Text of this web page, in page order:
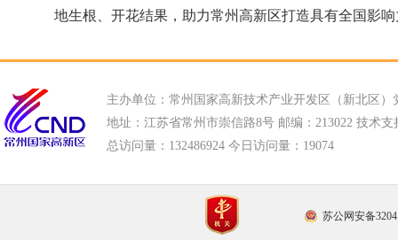
地生根、开花结果，助力常州高新区打造具有全国影
主办单位：常州国家高新技术产业开发区（新北区）
地址：江苏省常州市崇信路8号 邮编：213022 技术支
总访问量： 132486924 今日访问量： 19074
苏公网安备